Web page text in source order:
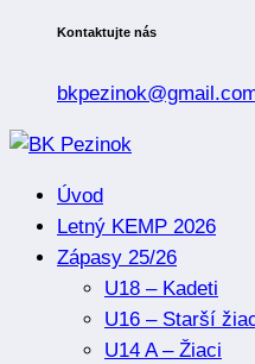
Kontaktujte nás
Úvod
Letný KEMP 2026
Zápasy 25/26
U18 – Kadeti
U16 – Starší
U14 A – Žiaci